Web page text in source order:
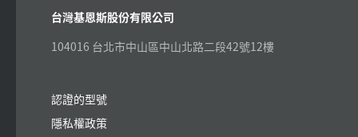
台灣基恩斯股份有限公司
104016 台北市中山區中山北路二段42號12樓
認證的型號
隱私權政策